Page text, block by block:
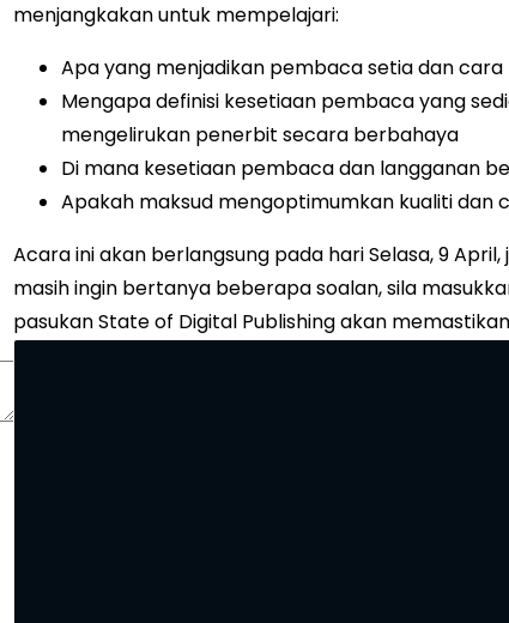
menjangkakan untuk mempelajari:
Apa yang menjadikan pembaca setia dan
Mengapa definisi kesetiaan pembaca yang
mengelirukan penerbit secara berbahaya
Di mana kesetiaan pembaca dan langganan
Apakah maksud mengoptimumkan kualiti
Acara ini akan berlangsung pada hari Selasa, 9
masih ingin bertanya beberapa soalan, sila
pasukan State of Digital Publishing akan